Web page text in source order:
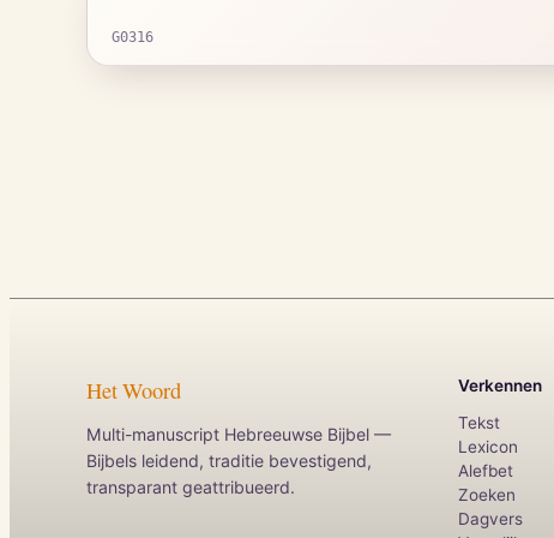
G0316
Het Woord
Multi-manuscript Hebreeuwse Bijbel —
Bijbels leidend, traditie bevestigend,
transparant geattribueerd.
Verkennen
Tekst
Lexicon
Alefbet
Zoeken
Dagvers